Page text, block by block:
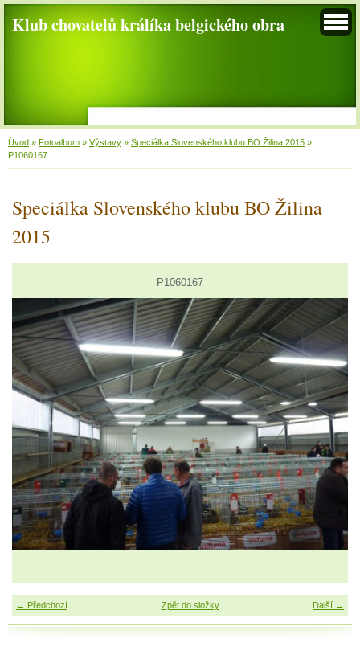
Klub chovatelů králíka belgického obra
Úvod » Fotoalbum » Výstavy » Speciálka Slovenského klubu BO Žilina 2015 »
P1060167
Speciálka Slovenského klubu BO Žilina
2015
P1060167
← Předchozí Další →
Zpět do složky